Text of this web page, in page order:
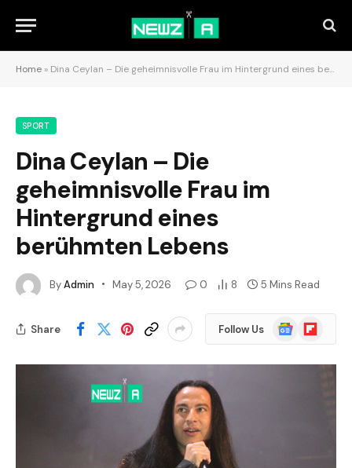
Home » Dina Ceylan – Die geheimnisvolle Frau im Hintergrund eines berühmten Lebens
SPORT
Dina Ceylan – Die
geheimnisvolle Frau im
Hintergrund eines
berühmten Lebens
ByAdmin May 5, 2026 0 8 5 Mins Read
Share Follow Us
Google
News
Flipboard